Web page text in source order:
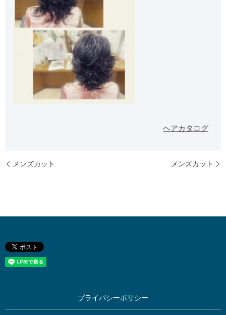
ヘアカタログ
メンズカット メンズカット
プライバシーポリシー